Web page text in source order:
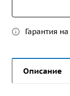
Гарантия
Описание